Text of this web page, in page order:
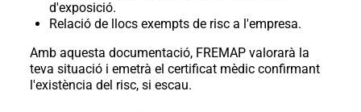
d'exposició.
Relació de llocs exempts de risc a l'empresa.
Amb aquesta documentació, FREMAP valorarà la
teva situació i emetrà el certificat mèdic confirmant
l'existència del risc, si escau.